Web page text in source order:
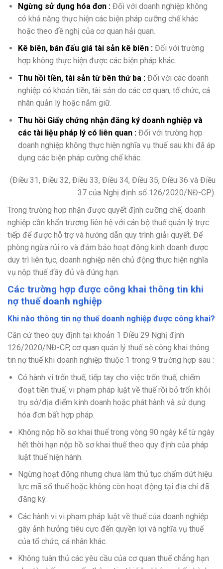
Ngừng sử dụng hóa đơn :Đối với doanh nghiệp không
có khả năng thực hiện các biện pháp cưỡng chế khác
hoặc theo đề nghị của cơ quan hải quan.
Kê biên, bán đấu giá tài sản kê biên : Đối với trường
hợp không thực hiện được các biện pháp khác.
Thu hồi tiền, tài sản từ bên thứ ba :Đối với các doanh
nghiệp có khoản tiền, tài sản do các cơ quan, tổ chức, cá
nhân quản lý hoặc nắm giữ.
Thu hồi Giấy chứng nhận đăng ký doanh nghiệp và
các tài liệu pháp lý có liên quan :Đối với trường hợp
doanh nghiệp không thực hiện nghĩa vụ thuế sau khi đã áp
dụng các biện pháp cưỡng chế khác.
(Điều 31, Điều 32, Điều 33, Điều 34, Điều 35, Điều 36 và Điều
37 của Nghị định số 126/2020/NĐ-CP).
Trong trường hợp nhận được quyết định cưỡng chế, doanh
nghiệp cần khẩn trương liên hệ với cán bộ thuế quản lý trực
tiếp để được hỗ trợ và hướng dẫn quy trình giải quyết. Để
phòng ngừa rủi ro và đảm bảo hoạt động kinh doanh được
duy trì liên tục, doanh nghiệp nên chủ động thực hiện nghĩa
vụ nộp thuế đầy đủ và đúng hạn.
Các trường hợp được công khai thông tin khi
nợ thuế doanh nghiệp
Khi nào thông tin nợ thuế doanh nghiệp được công khai?
Căn cứ theo quy định tại khoản 1 Điều 29 Nghị định
126/2020/NĐ-CP, cơ quan quản lý thuế sẽ công khai thông
tin nợ thuế khi doanh nghiệp thuộc 1 trong 9 trường hợp sau :
Có hành vi trốn thuế, tiếp tay cho việc trốn thuế, chiếm
đoạt tiền thuế, vi phạm pháp luật về thuế rồi bỏ trốn khỏi
trụ sở/địa điểm kinh doanh hoặc phát hành và sử dụng
hóa đơn bất hợp pháp.
Không nộp hồ sơ khai thuế trong vòng 90 ngày kể từ ngày
hết thời hạn nộp hồ sơ khai thuế theo quy định của pháp
luật thuế hiện hành.
Ngừng hoạt động nhưng chưa làm thủ tục chấm dứt hiệu
lực mã số thuế hoặc không còn hoạt động tại địa chỉ đã
đăng ký.
Các hành vi vi phạm pháp luật về thuế của doanh nghiệp
gây ảnh hưởng tiêu cực đến quyền lợi và nghĩa vụ thuế
của tổ chức, cá nhân khác.
Không tuân thủ các yêu cầu của cơ quan thuế chẳng hạn